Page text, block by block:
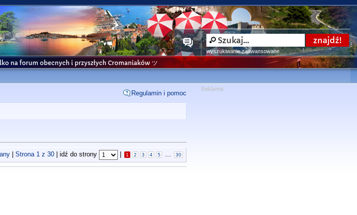
wyszukiwanie zaawansowane
na forum obecnych i przyszłych Cromaniaków ツ
Regulamin i pomoc
| Strona 1z 30| idź do strony 1 2 3 4 5 ... 30